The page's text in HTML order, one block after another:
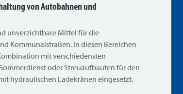
von Autobahnen und
unverzichtbare Mittel für die
Kommunalstraßen. In diesen Bereichen
mit verschiedensten
oder Streuaufbauten für den
hydraulischen Ladekränen eingesetzt.